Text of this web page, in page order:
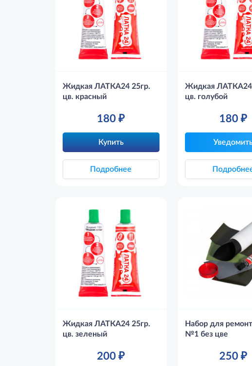
Жидкая ЛАТКА24 25гр.
цв. красный
180 ₽
Купить
Подробнее
Жидкая ЛАТКА24
цв. голубой
180₽
Жидкая ЛАТКА24 25гр.
цв. зеленый
200 ₽
Набор для
№1 без цве
250₽